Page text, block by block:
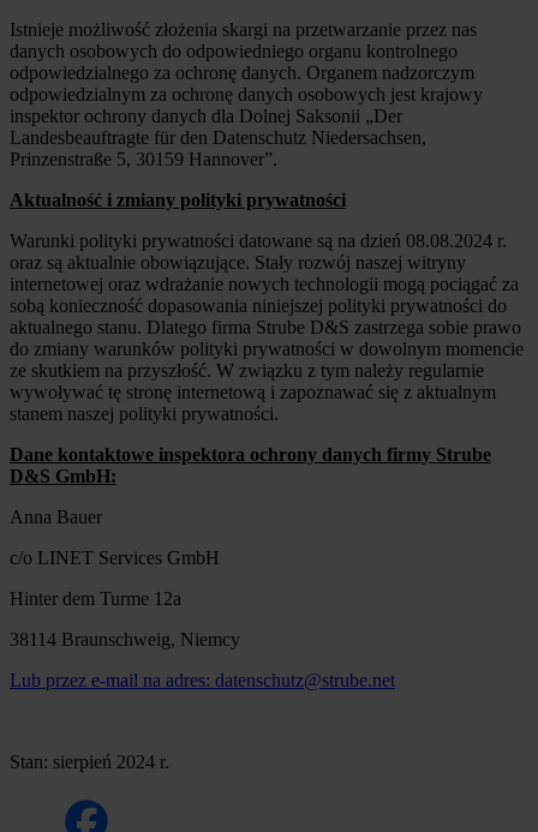
Istnieje możliwość złożenia skargi na przetwarzanie przez nas
danych osobowych do odpowiedniego organu kontrolnego
odpowiedzialnego za ochronę danych. Organem nadzorczym
odpowiedzialnym za ochronę danych osobowych jest krajowy
inspektor ochrony danych dla Dolnej Saksonii „Der
Landesbeauftragte für den Datenschutz Niedersachsen,
Prinzenstraße 5, 30159 Hannover”.
Aktualność i zmiany polityki prywatności
Warunki polityki prywatności datowane są na dzień 08.08.2024 r.
oraz są aktualnie obowiązujące. Stały rozwój naszej witryny
internetowej oraz wdrażanie nowych technologii mogą pociągać za
sobą konieczność dopasowania niniejszej polityki prywatności do
aktualnego stanu. Dlatego firma Strube D&S zastrzega sobie prawo
do zmiany warunków polityki prywatności w dowolnym momencie
ze skutkiem na przyszłość. W związku z tym należy regularnie
wywoływać tę stronę internetową i zapoznawać się z aktualnym
stanem naszej polityki prywatności.
Dane kontaktowe inspektora ochrony danych firmy Strube
D&S GmbH:
Anna Bauer
c/o LINET Services GmbH
Hinter dem Turme 12a
38114 Braunschweig, Niemcy
Lub przez e-mail na adres: datenschutz@strube.net
Stan: sierpień 2024 r.